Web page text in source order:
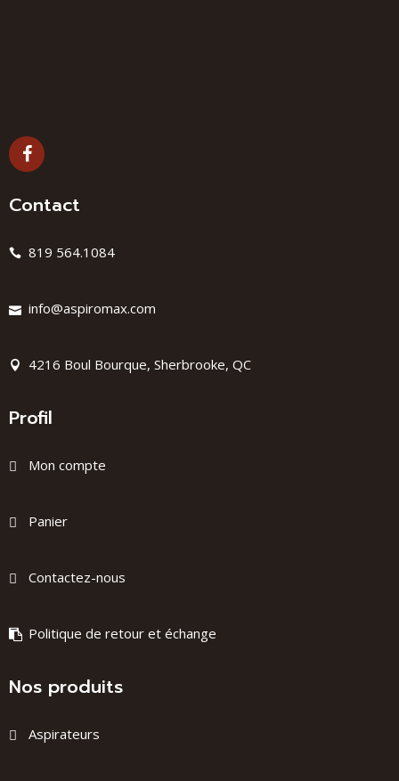
Contact
819 564.1084
info@aspiromax.com
4216 Boul Bourque, Sherbrooke, QC
Profil
Mon compte
Panier
Contactez-nous
Politique de retour et échange
Nos produits
Aspirateurs